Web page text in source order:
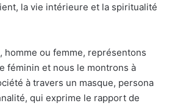
la vie intérieure et la spiritualité
homme ou femme, représentons
féminin et nous le montrons à
à travers un masque, persona
qui exprime le rapport de